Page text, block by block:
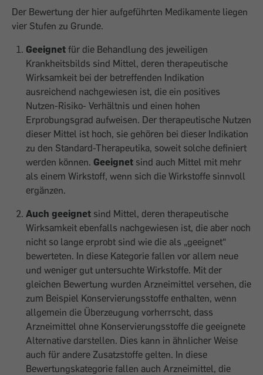
Der Bewertung der hier aufgeführten Medikamente liegen
vier Stufen zu Grunde.
Geeignet für die Behandlung des jeweiligen
Krankheitsbilds sind Mittel, deren therapeutische
Wirksamkeit bei der betreffenden Indikation
ausreichend nachgewiesen ist, die ein positives
Nutzen-Risiko- Verhältnis und einen hohen
Erprobungsgrad aufweisen. Der therapeutische Nutzen
dieser Mittel ist hoch, sie gehören bei dieser Indikation
zu den Standard-Therapeutika, soweit solche definiert
werden können. Geeignet sind auch Mittel mit mehr
als einem Wirkstoff, wenn sich die Wirkstoffe sinnvoll
ergänzen.
Auch geeignet sind Mittel, deren therapeutische
Wirksamkeit ebenfalls nachgewiesen ist, die aber noch
nicht so lange erprobt sind wie die als „geeignet“
bewerteten. In diese Kategorie fallen vor allem neue
und weniger gut untersuchte Wirkstoffe. Mit der
gleichen Bewertung wurden Arzneimittel versehen, die
zum Beispiel Konservierungsstoffe enthalten, wenn
allgemein die Überzeugung vorherrscht, dass
Arzneimittel ohne Konservierungsstoffe die geeignete
Alternative darstellen. Dies kann in ähnlicher Weise
auch für andere Zusatzstoffe gelten. In diese
Bewertungskategorie fallen auch Arzneimittel, die